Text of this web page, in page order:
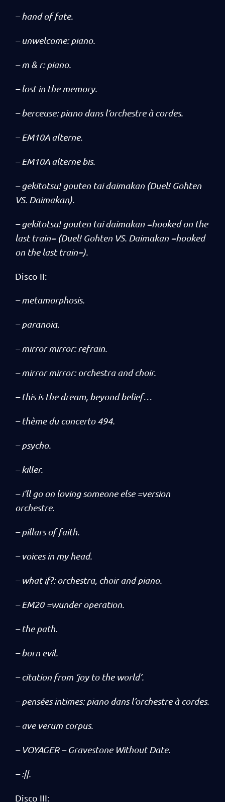
– hand of fate.
– unwelcome: piano.
– m & r: piano.
– lost in the memory.
– berceuse: piano dans l’orchestre à cordes.
– EM10A alterne.
– EM10A alterne bis.
– gekitotsu! gouten tai daimakan (Duel! Gohten
VS. Daimakan).
– gekitotsu! gouten tai daimakan =hooked on the
last train= (Duel! Gohten VS. Daimakan =hooked
on the last train=).
Disco II:
– metamorphosis.
– paranoia.
– mirror mirror: refrain.
– mirror mirror: orchestra and choir.
– this is the dream, beyond belief…
– thème du concerto 494.
– psycho.
– killer.
– i’ll go on loving someone else =version
orchestre.
– pillars of faith.
– voices in my head.
– what if?: orchestra, choir and piano.
– EM20 =wunder operation.
– the path.
– born evil.
– citation from ‘joy to the world’.
– pensées intimes: piano dans l’orchestre à cordes.
– ave verum corpus.
– VOYAGER – Gravestone Without Date.
– :||.
Disco III: